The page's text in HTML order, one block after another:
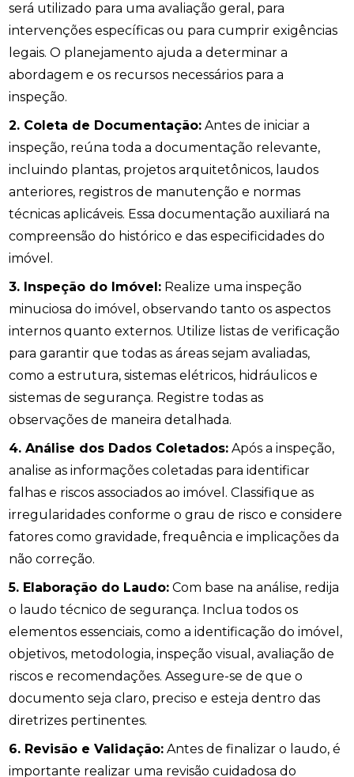
será utilizado para uma avaliação geral, para
intervenções específicas ou para cumprir exigências
legais. O planejamento ajuda a determinar a
abordagem e os recursos necessários para a
inspeção.
2. Coleta de Documentação: Antes de iniciar a
inspeção, reúna toda a documentação relevante,
incluindo plantas, projetos arquitetônicos, laudos
anteriores, registros de manutenção e normas
técnicas aplicáveis. Essa documentação auxiliará na
compreensão do histórico e das especificidades do
imóvel.
3. Inspeção do Imóvel: Realize uma inspeção
minuciosa do imóvel, observando tanto os aspectos
internos quanto externos. Utilize listas de verificação
para garantir que todas as áreas sejam avaliadas,
como a estrutura, sistemas elétricos, hidráulicos e
sistemas de segurança. Registre todas as
observações de maneira detalhada.
4. Análise dos Dados Coletados: Após a inspeção,
analise as informações coletadas para identificar
falhas e riscos associados ao imóvel. Classifique as
irregularidades conforme o grau de risco e considere
fatores como gravidade, frequência e implicações da
não correção.
5. Elaboração do Laudo: Com base na análise, redija
o laudo técnico de segurança. Inclua todos os
elementos essenciais, como a identificação do imóvel,
objetivos, metodologia, inspeção visual, avaliação de
riscos e recomendações. Assegure-se de que o
documento seja claro, preciso e esteja dentro das
diretrizes pertinentes.
6. Revisão e Validação: Antes de finalizar o laudo, é
importante realizar uma revisão cuidadosa do